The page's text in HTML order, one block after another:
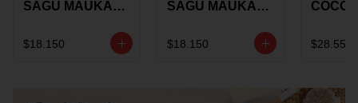
SAGU MAUKA
$18.150
SAGU MAUKA
GRS
$18.150
COCO
150G
$28.550